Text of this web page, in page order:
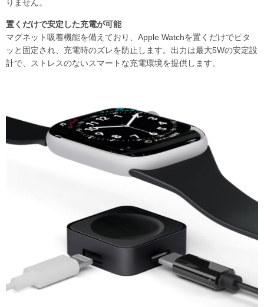
りません。
置くだけで安定した充電が可能
マグネット吸着機能を備えており、Apple Watchを置くだけでピタ
ッと固定され、充電時のズレを防止します。出力は最大5Wの安定設
計で、ストレスのないスマートな充電環境を提供します。